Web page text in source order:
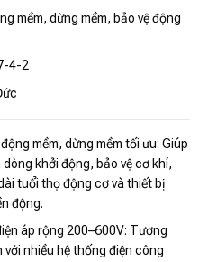
mềm, dừng mềm, bảo vệ động
4-2
động mềm, dừng mềm tối ưu: Giúp
dòng khởi động, bảo vệ cơ khí,
tuổi thọ động cơ và thiết bị
động.
áp rộng 200–600V: Tương
với nhiều hệ thống điện công